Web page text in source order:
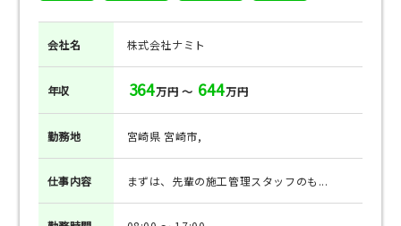
会社名 株式会社ナミト
年収 364万円 ～ 644万円
勤務地 宮崎県 宮崎市,
仕事内容 まずは、先輩の施工管理スタッフのも...